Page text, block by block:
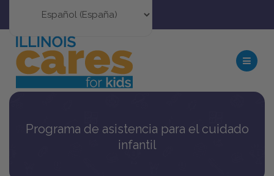
Programa de asistencia para el cuidado
infantil